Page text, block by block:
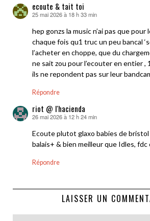
ecoute & tait toi
dit :
25 mai 2026 à 18 h 33 min
hep gonzs la music n’ai pas que pour
chaque fois qu1 truc un peu bancal
l’acheter en choppe, que du
ne sait zou pour l’ecouter en entier ,
ils ne repondent pas sur leur
Répondre
riot @ l'hacienda
dit :
26 mai 2026 à 12 h 24 min
Ecoute plutot glaxo babies de
balais+ & bien meilleur que Idles,
Répondre
LAISSER UN